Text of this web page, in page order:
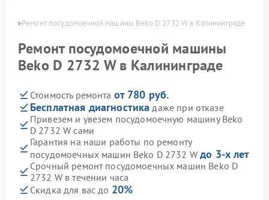
Ремонт посудомоечной машины Beko D 2732 W в Калининграде
Ремонт посудомоечной машины
Beko D 2732 W в Калининграде
Стоимость ремонта от 780 руб.
Бесплатная диагностика даже при отказе
Привезем и увезем посудомоечную машину Beko
D 2732 W сами
Гарантия на наши работы по ремонту
посудомоечных машин Beko D 2732 Wдо 3-х лет
Срочный ремонт посудомоечных машин Beko D
2732 W в течении часа
Скидка для вас до 20%